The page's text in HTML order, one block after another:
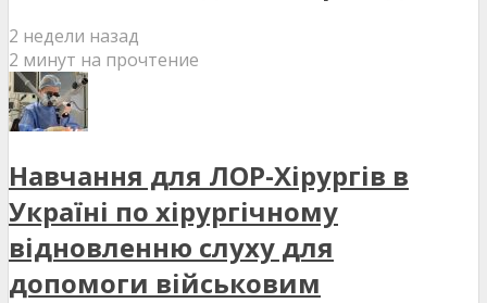
2 недели назад
2 минут на прочтение
Навчання для ЛОР-Хірургів в
Україні по хірургічному
відновленню слуху для
допомоги військовим